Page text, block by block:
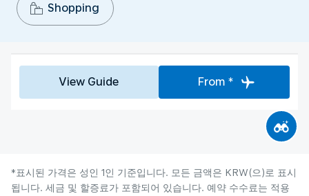
Shopping
View Guide From *
*표시된 가격은 성인 1인 기준입니다. 모든 금액은 KRW(으)로 표시
됩니다. 세금 및 할증료가 포함되어 있습니다. 예약 수수료는 적용